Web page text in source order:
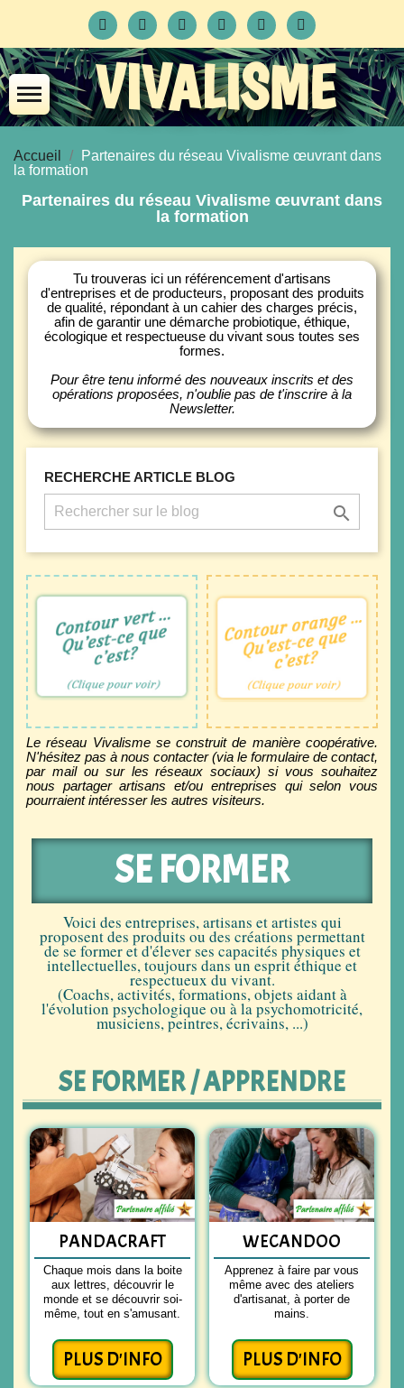
VIVALISME
Accueil
Partenaires du réseau Vivalisme œuvrant dans
la formation
Partenaires du réseau Vivalisme œuvrant dans
la formation
Tu trouveras ici un référencement d'artisans
d'entreprises et de producteurs, proposant des produits
de qualité, répondant à un cahier des charges précis,
afin de garantir une démarche probiotique, éthique,
écologique et respectueuse du vivant sous toutes ses
formes.
Pour être tenu informé des nouveaux inscrits et des
opérations proposées, n'oublie pas de t'inscrire à la
Newsletter.
RECHERCHE ARTICLE BLOG

Partenaire validé,
ayant signé la Charte
du réseau Vivalisme!
Entreprise proposée
par les internautes,
non partenaire au
réseau Vivalisme.
Le réseau Vivalisme se construit de manière coopérative.
N'hésitez pas à nous contacter (via le formulaire de contact,
par mail ou sur les réseaux sociaux) si vous souhaitez
nous partager artisans et/ou entreprises qui selon vous
pourraient intéresser les autres visiteurs.
SE FORMER
Voici des entreprises, artisans et artistes qui
proposent des produits ou des créations permettant
de se former et d'élever ses capacités physiques et
intellectuelles, toujours dans un esprit éthique et
respectueux du vivant.
(Coachs, activités, formations, objets aidant à
l'évolution psychologique ou à la psychomotricité,
musiciens, peintres, écrivains, ...)
SE FORMER / APPRENDRE
PANDACRAFT
Chaque mois dans la boite
aux lettres, découvrir le
monde et se découvrir soi-
même, tout en s'amusant.
PLUS D'INFO
WECANDOO
Apprenez à faire par vous
même avec des ateliers
d'artisanat, à porter de
mains.
PLUS D'INFO